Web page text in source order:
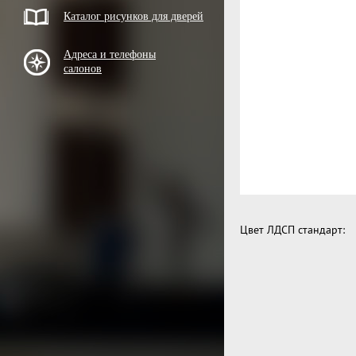
Каталог рисунков для дверей
Адреса и телефоны
салонов
Цвет ЛДСП стандарт: